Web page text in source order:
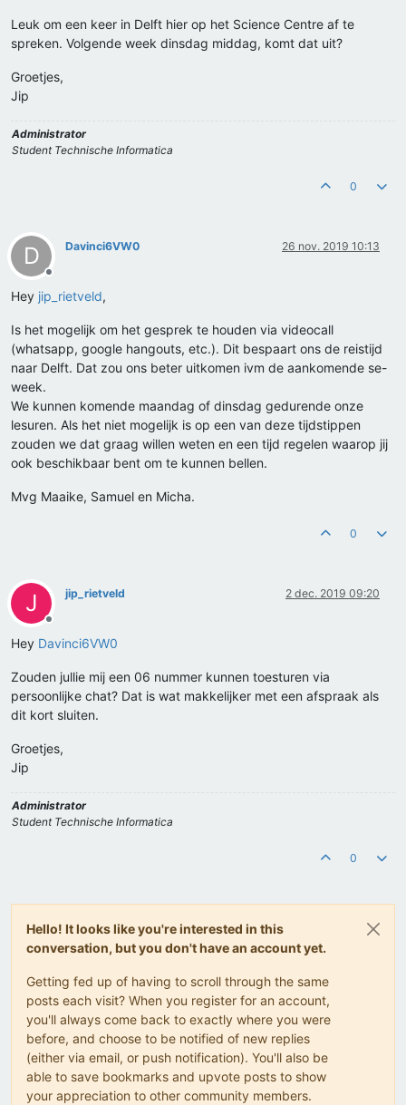
Leuk om een keer in Delft hier op het Science Centre af te
spreken. Volgende week dinsdag middag, komt dat uit?
Groetjes,
Jip
Administrator
Student Technische Informatica
0
D
Offline
Davinci6VW0 26 nov. 2019 10:13
Hey jip_rietveld,
Is het mogelijk om het gesprek te houden via videocall
(whatsapp, google hangouts, etc.). Dit bespaart ons de reistijd
naar Delft. Dat zou ons beter uitkomen ivm de aankomende se-
week.
We kunnen komende maandag of dinsdag gedurende onze
lesuren. Als het niet mogelijk is op een van deze tijdstippen
zouden we dat graag willen weten en een tijd regelen waarop jij
ook beschikbaar bent om te kunnen bellen.
Mvg Maaike, Samuel en Micha.
0
J
Offline
jip_rietveld 2 dec. 2019 09:20
Hey Davinci6VW0
Zouden jullie mij een 06 nummer kunnen toesturen via
persoonlijke chat? Dat is wat makkelijker met een afspraak als
dit kort sluiten.
Groetjes,
Jip
Administrator
Student Technische Informatica
0
Hello! It looks like you're interested in this
conversation, but you don't have an account yet.
Getting fed up of having to scroll through the same
posts each visit? When you register for an account,
you'll always come back to exactly where you were
before, and choose to be notified of new replies
(either via email, or push notification). You'll also be
able to save bookmarks and upvote posts to show
your appreciation to other community members.